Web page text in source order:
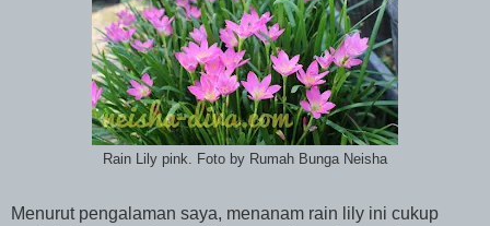
Rain Lily pink. Foto by Rumah Bunga Neisha
Menurut pengalaman saya, menanam rain lily ini cukup